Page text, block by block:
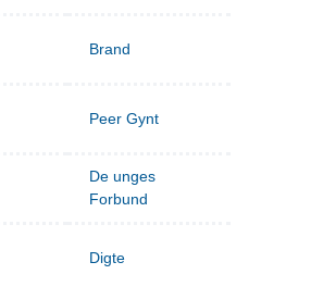
Brand
Peer Gynt
De unges
Forbund
Digte